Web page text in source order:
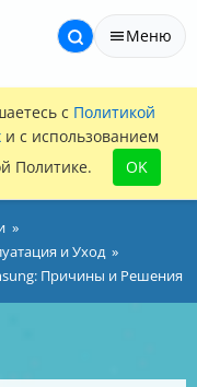
Меню
с Политикой
и с использованием
Политике.
OK
и Уход
Причины и Решения